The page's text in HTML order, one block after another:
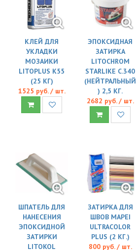
КЛЕЙ ДЛЯ
УКЛАДКИ
МОЗАИКИ
LITOPLUS K55
(25 КГ)
1525 руб. / шт.
ЭПОКСИДНАЯ
ЗАТИРКА
LITOCHROM
STARLIKE C.340
(НЕЙТРАЛЬНЫЙ
) 2,5 КГ.
2682 руб. / шт.
ШПАТЕЛЬ ДЛЯ
НАНЕСЕНИЯ
ЭПОКСИДНОЙ
ЗАТИРКИ
LITOKOL
ЗАТИРКА ДЛЯ
ШВОВ MAPEI
ULTRACOLOR
PLUS (2 КГ.)
800 руб. / шт.